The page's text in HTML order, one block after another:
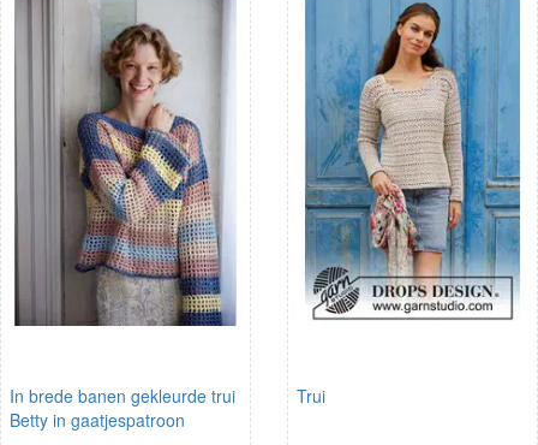
In brede banen gekleurde trui
Betty in gaatjespatroon
Trui